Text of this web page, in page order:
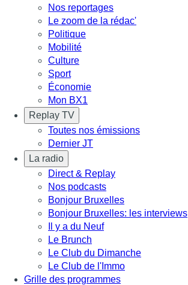
Nos reportages
Le zoom de la rédac'
Politique
Mobilité
Culture
Sport
Économie
Mon BX1
Replay TV
Toutes nos émissions
Dernier JT
La radio
Direct & Replay
Nos podcasts
Bonjour Bruxelles
Bonjour Bruxelles: les interviews
Il y a du Neuf
Le Brunch
Le Club du Dimanche
Le Club de l'Immo
Grille des programmes